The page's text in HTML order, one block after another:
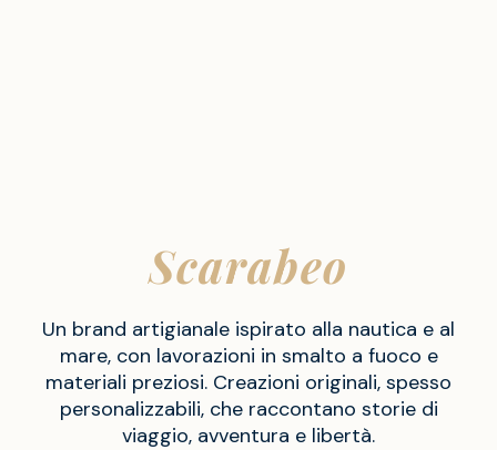
Scarabeo
Un brand artigianale ispirato alla nautica e al
mare, con lavorazioni in smalto a fuoco e
materiali preziosi. Creazioni originali, spesso
personalizzabili, che raccontano storie di
viaggio, avventura e libertà.